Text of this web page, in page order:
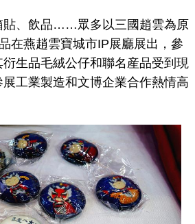
、飲品……眾多以三國趙雲為原
在燕趙雲寶城市IP展廳展出，參
生品毛絨公仔和聯名産品受到現
工業製造和文博企業合作熱情高